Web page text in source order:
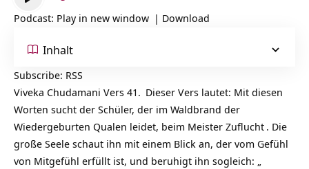
Player
Podcast: Play in new window | Download
Inhalt
Subscribe: RSS
Viveka Chudamani Vers 41. Dieser Vers lautet: Mit diesen
Worten sucht der Schüler, der im Waldbrand der
Wiedergeburten Qualen leidet, beim Meister Zuflucht . Die
große Seele schaut ihn mit einem Blick an, der vom Gefühl
von Mitgefühl erfüllt ist, und beruhigt ihn sogleich: „